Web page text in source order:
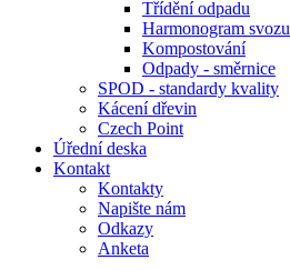
Třídění odpadu
Harmonogram svozu
Kompostování
Odpady - směrnice
SPOD - standardy kvality
Kácení dřevin
Czech Point
Úřední deska
Kontakt
Kontakty
Napište nám
Odkazy
Anketa